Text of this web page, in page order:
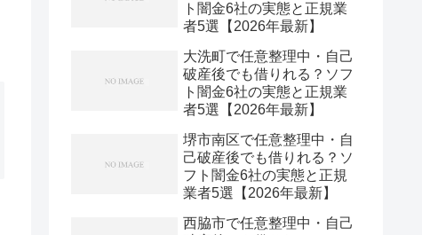
ト闇金6社の実態と正規業
者5選【2026年最新】
大洗町で任意整理中・自己
破産後でも借りれる？ソフ
ト闇金6社の実態と正規業
者5選【2026年最新】
堺市南区で任意整理中・自
己破産後でも借りれる？ソ
フト闇金6社の実態と正規
業者5選【2026年最新】
西脇市で任意整理中・自己